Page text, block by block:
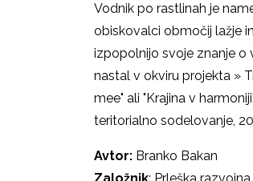
Vodnik po rastlinah je
obiskovalci območij lažje
izpopolnijo svoje znanje o
nastal v okviru projekta »
mee" ali "Krajina v
teritorialno sodelovanje,
Avtor: Branko Bakan